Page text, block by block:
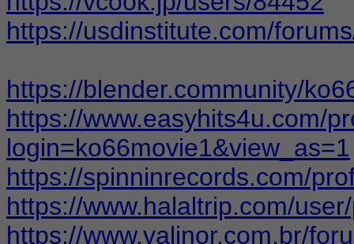
https://usdinstitute.com/
https://blender.community/
https://www.easyhits4u.com/
login=ko66movie1&view_as=1
https://spinninrecords.com/
https://www.halaltrip.com/
https://www.valinor.com.br/